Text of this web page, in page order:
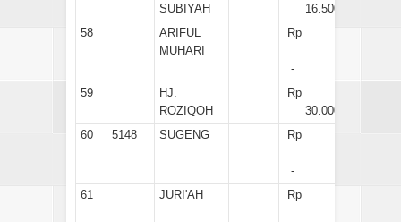
SUBIYAH
16.500
58
ARIFUL
MUHARI
Rp
-
59
HJ.
ROZIQOH
Rp
30.000
60
5148 SUGENG Rp
-
61
JURI'AH Rp